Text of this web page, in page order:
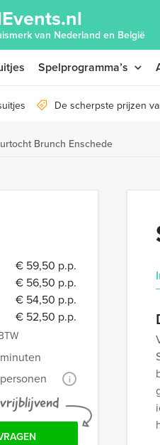
van Nederland en België
Spelprogramma’s
De scherpste prijzen
Brunch Enschede
€ 59,50 p.p.
€ 56,50 p.p.
€ 54,50 p.p.
€ 52,50 p.p.
i